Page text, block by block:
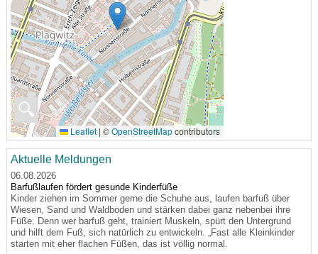
🔍
Leaflet | ©OpenStreetMapcontributors
Aktuelle Meldungen
06.08.2026
Barfußlaufen fördert gesunde Kinderfüße
Kinder ziehen im Sommer gerne die Schuhe aus, laufen barfuß über
Wiesen, Sand und Waldboden und stärken dabei ganz nebenbei ihre
Füße. Denn wer barfuß geht, trainiert Muskeln, spürt den Untergrund
und hilft dem Fuß, sich natürlich zu entwickeln. „Fast alle Kleinkinder
starten mit eher flachen Füßen, das ist völlig normal.